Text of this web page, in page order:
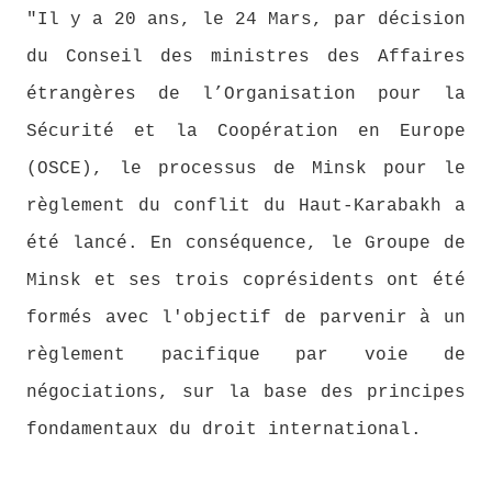
"Il y a 20 ans, le 24 Mars, par décision
du Conseil des ministres des Affaires
étrangères de l’Organisation pour la
Sécurité et la Coopération en Europe
(OSCE), le processus de Minsk pour le
règlement du conflit du Haut-Karabakh a
été lancé. En conséquence, le Groupe de
Minsk et ses trois coprésidents ont été
formés avec l'objectif de parvenir à un
règlement pacifique par voie de
négociations, sur la base des principes
fondamentaux du droit international.